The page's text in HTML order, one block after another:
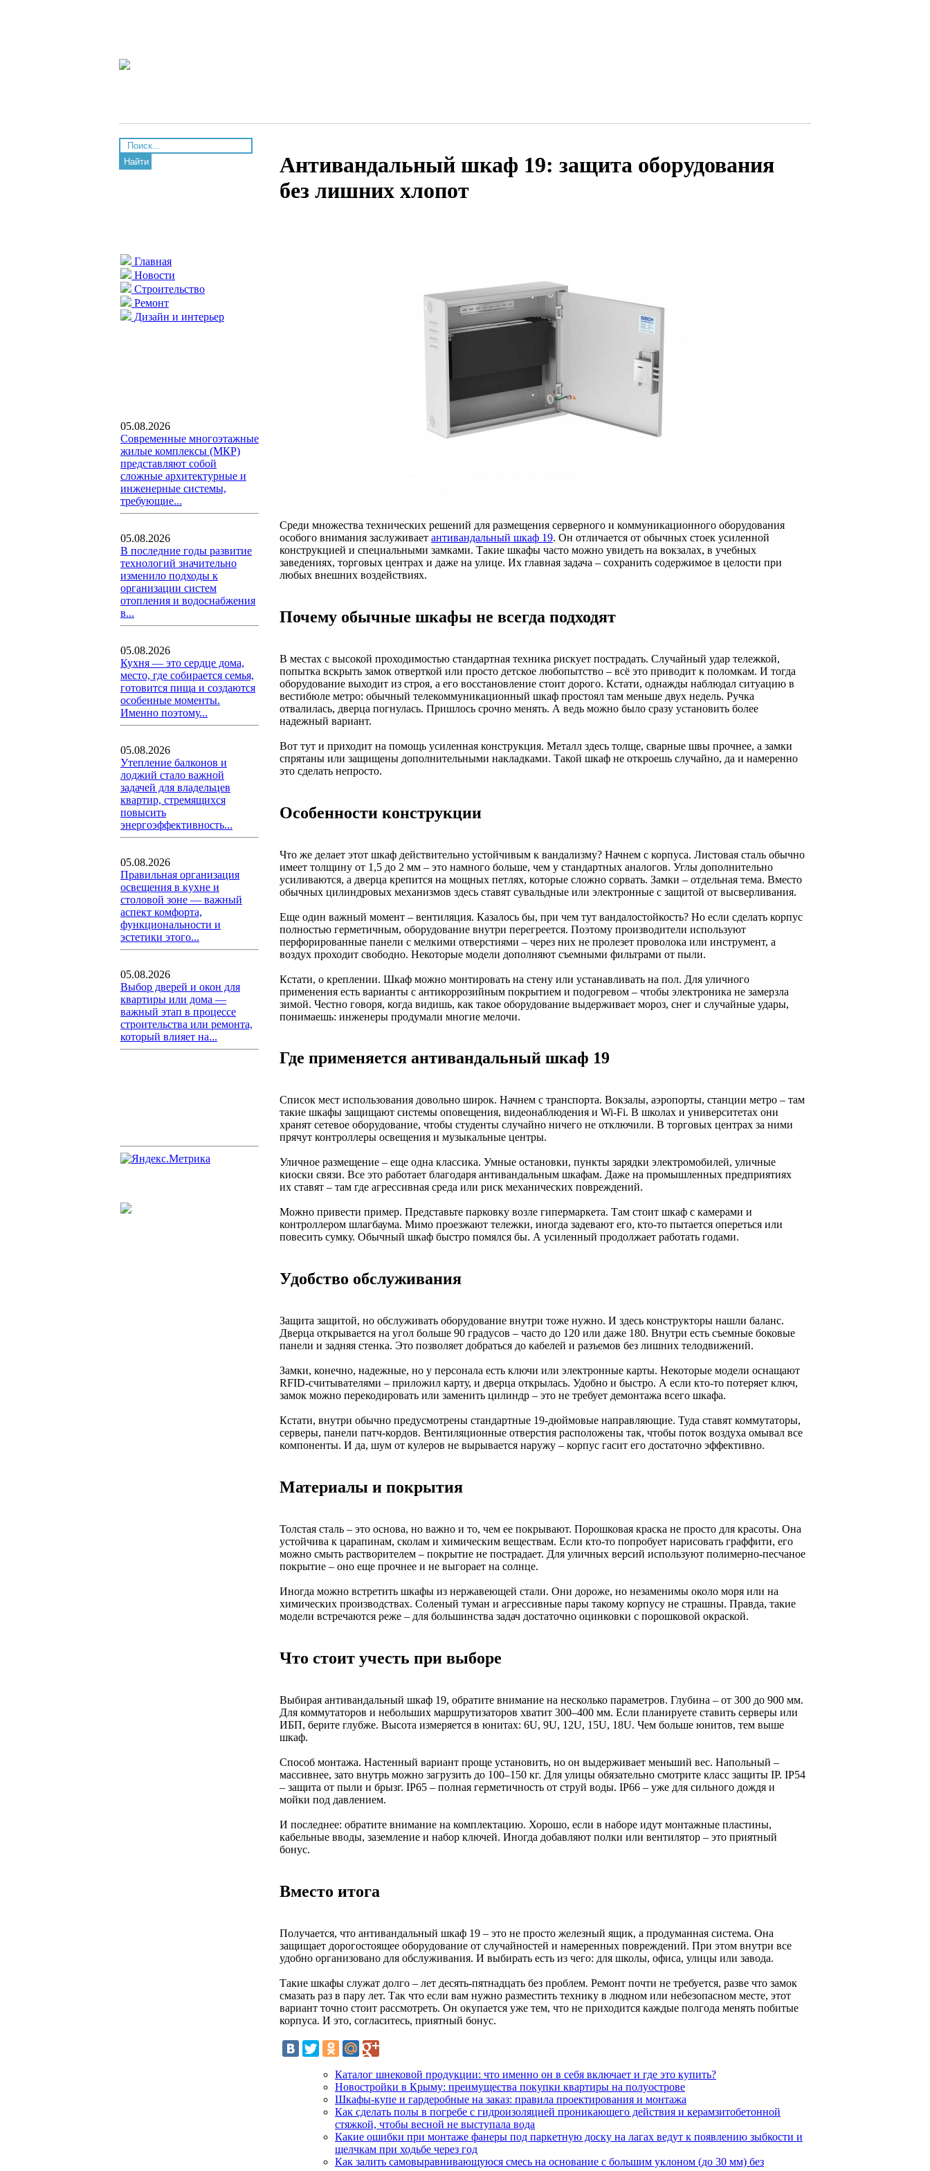
Найти
Главная
Новости
Строительство
Ремонт
Дизайн и интерьер
05.08.2026
Современные многоэтажные
жилые комплексы (МКР)
представляют собой
сложные архитектурные и
инженерные системы,
требующие...
05.08.2026
В последние годы развитие
технологий значительно
изменило подходы к
организации систем
отопления и водоснабжения
в...
05.08.2026
Кухня — это сердце дома,
место, где собирается семья,
готовится пища и создаются
особенные моменты.
Именно поэтому...
05.08.2026
Утепление балконов и
лоджий стало важной
задачей для владельцев
квартир, стремящихся
повысить
энергоэффективность...
05.08.2026
Правильная организация
освещения в кухне и
столовой зоне — важный
аспект комфорта,
функциональности и
эстетики этого...
05.08.2026
Выбор дверей и окон для
квартиры или дома —
важный этап в процессе
строительства или ремонта,
который влияет на...
Антивандальный шкаф 19: защита оборудования
без лишних хлопот
Среди множества технических решений для размещения серверного и коммуникационного оборудования
особого внимания заслуживает антивандальный шкаф 19. Он отличается от обычных стоек усиленной
конструкцией и специальными замками. Такие шкафы часто можно увидеть на вокзалах, в учебных
заведениях, торговых центрах и даже на улице. Их главная задача – сохранить содержимое в целости при
любых внешних воздействиях.
Почему обычные шкафы не всегда подходят
В местах с высокой проходимостью стандартная техника рискует пострадать. Случайный удар тележкой,
попытка вскрыть замок отверткой или просто детское любопытство – всё это приводит к поломкам. И тогда
оборудование выходит из строя, а его восстановление стоит дорого. Кстати, однажды наблюдал ситуацию в
вестибюле метро: обычный телекоммуникационный шкаф простоял там меньше двух недель. Ручка
отвалилась, дверца погнулась. Пришлось срочно менять. А ведь можно было сразу установить более
надежный вариант.
Вот тут и приходит на помощь усиленная конструкция. Металл здесь толще, сварные швы прочнее, а замки
спрятаны или защищены дополнительными накладками. Такой шкаф не откроешь случайно, да и намеренно
это сделать непросто.
Особенности конструкции
Что же делает этот шкаф действительно устойчивым к вандализму? Начнем с корпуса. Листовая сталь обычно
имеет толщину от 1,5 до 2 мм – это намного больше, чем у стандартных аналогов. Углы дополнительно
усиливаются, а дверца крепится на мощных петлях, которые сложно сорвать. Замки – отдельная тема. Вместо
обычных цилиндровых механизмов здесь ставят сувальдные или электронные с защитой от высверливания.
Еще один важный момент – вентиляция. Казалось бы, при чем тут вандалостойкость? Но если сделать корпус
полностью герметичным, оборудование внутри перегреется. Поэтому производители используют
перфорированные панели с мелкими отверстиями – через них не пролезет проволока или инструмент, а
воздух проходит свободно. Некоторые модели дополняют съемными фильтрами от пыли.
Кстати, о креплении. Шкаф можно монтировать на стену или устанавливать на пол. Для уличного
применения есть варианты с антикоррозийным покрытием и подогревом – чтобы электроника не замерзла
зимой. Честно говоря, когда видишь, как такое оборудование выдерживает мороз, снег и случайные удары,
понимаешь: инженеры продумали многие мелочи.
Где применяется антивандальный шкаф 19
Список мест использования довольно широк. Начнем с транспорта. Вокзалы, аэропорты, станции метро – там
такие шкафы защищают системы оповещения, видеонаблюдения и Wi-Fi. В школах и университетах они
хранят сетевое оборудование, чтобы студенты случайно ничего не отключили. В торговых центрах за ними
прячут контроллеры освещения и музыкальные центры.
Уличное размещение – еще одна классика. Умные остановки, пункты зарядки электромобилей, уличные
киоски связи. Все это работает благодаря антивандальным шкафам. Даже на промышленных предприятиях
их ставят – там где агрессивная среда или риск механических повреждений.
Можно привести пример. Представьте парковку возле гипермаркета. Там стоит шкаф с камерами и
контроллером шлагбаума. Мимо проезжают тележки, иногда задевают его, кто-то пытается опереться или
повесить сумку. Обычный шкаф быстро помялся бы. А усиленный продолжает работать годами.
Удобство обслуживания
Защита защитой, но обслуживать оборудование внутри тоже нужно. И здесь конструкторы нашли баланс.
Дверца открывается на угол больше 90 градусов – часто до 120 или даже 180. Внутри есть съемные боковые
панели и задняя стенка. Это позволяет добраться до кабелей и разъемов без лишних телодвижений.
Замки, конечно, надежные, но у персонала есть ключи или электронные карты. Некоторые модели оснащают
RFID-считывателями – приложил карту, и дверца открылась. Удобно и быстро. А если кто-то потеряет ключ,
замок можно перекодировать или заменить цилиндр – это не требует демонтажа всего шкафа.
Кстати, внутри обычно предусмотрены стандартные 19-дюймовые направляющие. Туда ставят коммутаторы,
серверы, панели патч-кордов. Вентиляционные отверстия расположены так, чтобы поток воздуха омывал все
компоненты. И да, шум от кулеров не вырывается наружу – корпус гасит его достаточно эффективно.
Материалы и покрытия
Толстая сталь – это основа, но важно и то, чем ее покрывают. Порошковая краска не просто для красоты. Она
устойчива к царапинам, сколам и химическим веществам. Если кто-то попробует нарисовать граффити, его
можно смыть растворителем – покрытие не пострадает. Для уличных версий используют полимерно-песчаное
покрытие – оно еще прочнее и не выгорает на солнце.
Иногда можно встретить шкафы из нержавеющей стали. Они дороже, но незаменимы около моря или на
химических производствах. Соленый туман и агрессивные пары такому корпусу не страшны. Правда, такие
модели встречаются реже – для большинства задач достаточно оцинковки с порошковой окраской.
Что стоит учесть при выборе
Выбирая антивандальный шкаф 19, обратите внимание на несколько параметров. Глубина – от 300 до 900 мм.
Для коммутаторов и небольших маршрутизаторов хватит 300–400 мм. Если планируете ставить серверы или
ИБП, берите глубже. Высота измеряется в юнитах: 6U, 9U, 12U, 15U, 18U. Чем больше юнитов, тем выше
шкаф.
Способ монтажа. Настенный вариант проще установить, но он выдерживает меньший вес. Напольный –
массивнее, зато внутрь можно загрузить до 100–150 кг. Для улицы обязательно смотрите класс защиты IP. IP54
– защита от пыли и брызг. IP65 – полная герметичность от струй воды. IP66 – уже для сильного дождя и
мойки под давлением.
И последнее: обратите внимание на комплектацию. Хорошо, если в наборе идут монтажные пластины,
кабельные вводы, заземление и набор ключей. Иногда добавляют полки или вентилятор – это приятный
бонус.
Вместо итога
Получается, что антивандальный шкаф 19 – это не просто железный ящик, а продуманная система. Она
защищает дорогостоящее оборудование от случайностей и намеренных повреждений. При этом внутри все
удобно организовано для обслуживания. И выбирать есть из чего: для школы, офиса, улицы или завода.
Такие шкафы служат долго – лет десять-пятнадцать без проблем. Ремонт почти не требуется, разве что замок
смазать раз в пару лет. Так что если вам нужно разместить технику в людном или небезопасном месте, этот
вариант точно стоит рассмотреть. Он окупается уже тем, что не приходится каждые полгода менять побитые
корпуса. И это, согласитесь, приятный бонус.
Каталог шнековой продукции: что именно он в себя включает и где это купить?
Новостройки в Крыму: преимущества покупки квартиры на полуострове
Шкафы-купе и гардеробные на заказ: правила проектирования и монтажа
Как сделать полы в погребе с гидроизоляцией проникающего действия и керамзитобетонной
стяжкой, чтобы весной не выступала вода
Какие ошибки при монтаже фанеры под паркетную доску на лагах ведут к появлению зыбкости и
щелчкам при ходьбе через год
Как залить самовыравнивающуюся смесь на основание с большим уклоном (до 30 мм) без